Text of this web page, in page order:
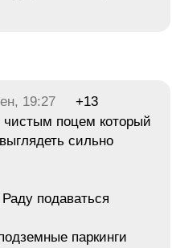
19:27
+13
чистым поцем который
сильно
подаваться
паркинги